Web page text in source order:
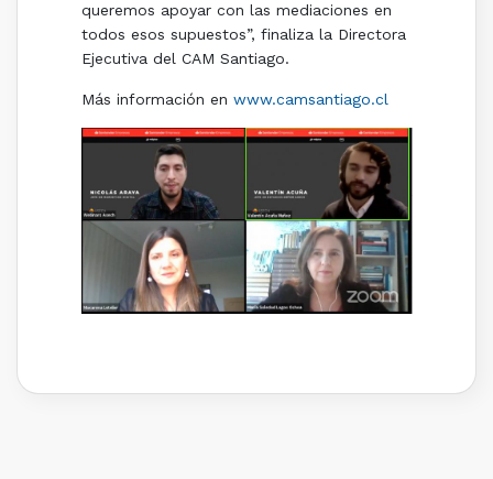
queremos apoyar con las mediaciones en
todos esos supuestos”, finaliza la Directora
Ejecutiva del CAM Santiago.
Más información en www.camsantiago.cl